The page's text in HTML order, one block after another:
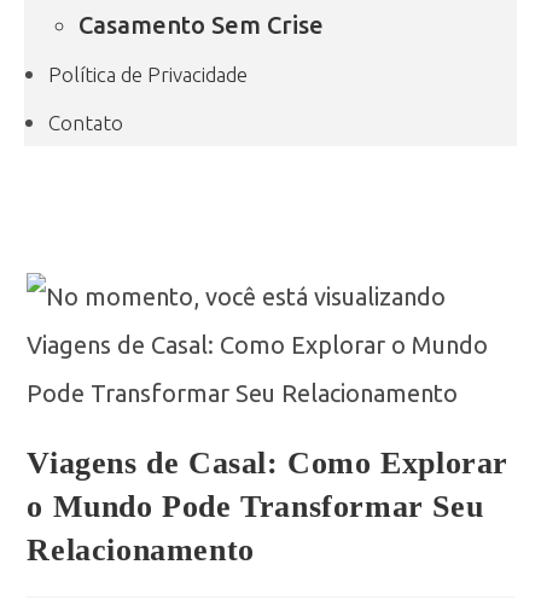
Casamento Sem Crise
Política de Privacidade
Contato
Viagens de Casal: Como Explorar
o Mundo Pode Transformar Seu
Relacionamento